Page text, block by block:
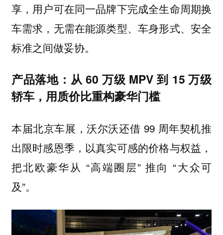
享，用户可在同一品牌下完成全生命周期换
车需求，无需在能源类型、车身形式、安全
标准之间做妥协。
产品落地：从 60 万级 MPV 到 15 万级
轿车，用质价比重构豪华门槛
本届北京车展，沃尔沃还借 99 周年契机推
出限时感恩季，以真实可感的价格与权益，
把北欧豪华从 “高端圈层” 推向 “大众可
及”。